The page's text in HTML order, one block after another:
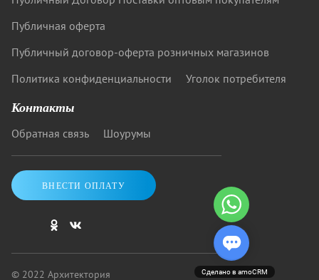
Публичная оферта
Публичный договор-оферта розничных магазинов
Политика конфиденциальности
Уголок потребителя
Контакты
Обратная связь Шоурумы
ВНЕСТИ ОПЛАТУ
© 2022 Архитектория Сделано в amoCRM